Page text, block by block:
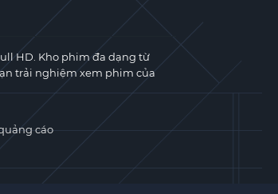
HD. Kho phim đa dạng từ
trải nghiệm xem phim của
cáo